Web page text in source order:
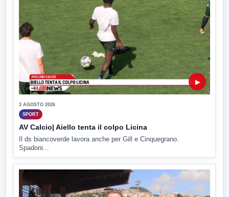
▶
3 AGOSTO 2026
SPORT
AV Calcio| Aiello tenta il colpo Licina
Il ds biancoverde lavora anche per Gill e Cinquegrano.
Spadoni...